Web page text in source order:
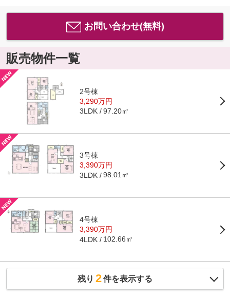
お問い合わせ(無料)
販売物件一覧
2号棟
3,290万円
3LDK 97.20㎡
3号棟
3,390万円
3LDK 98.01㎡
4号棟
3,390万円
4LDK 102.66㎡
残り 2件を表示する